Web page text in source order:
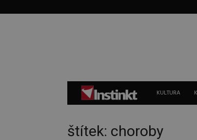
Instinkt
KULTURA
štítek: choroby